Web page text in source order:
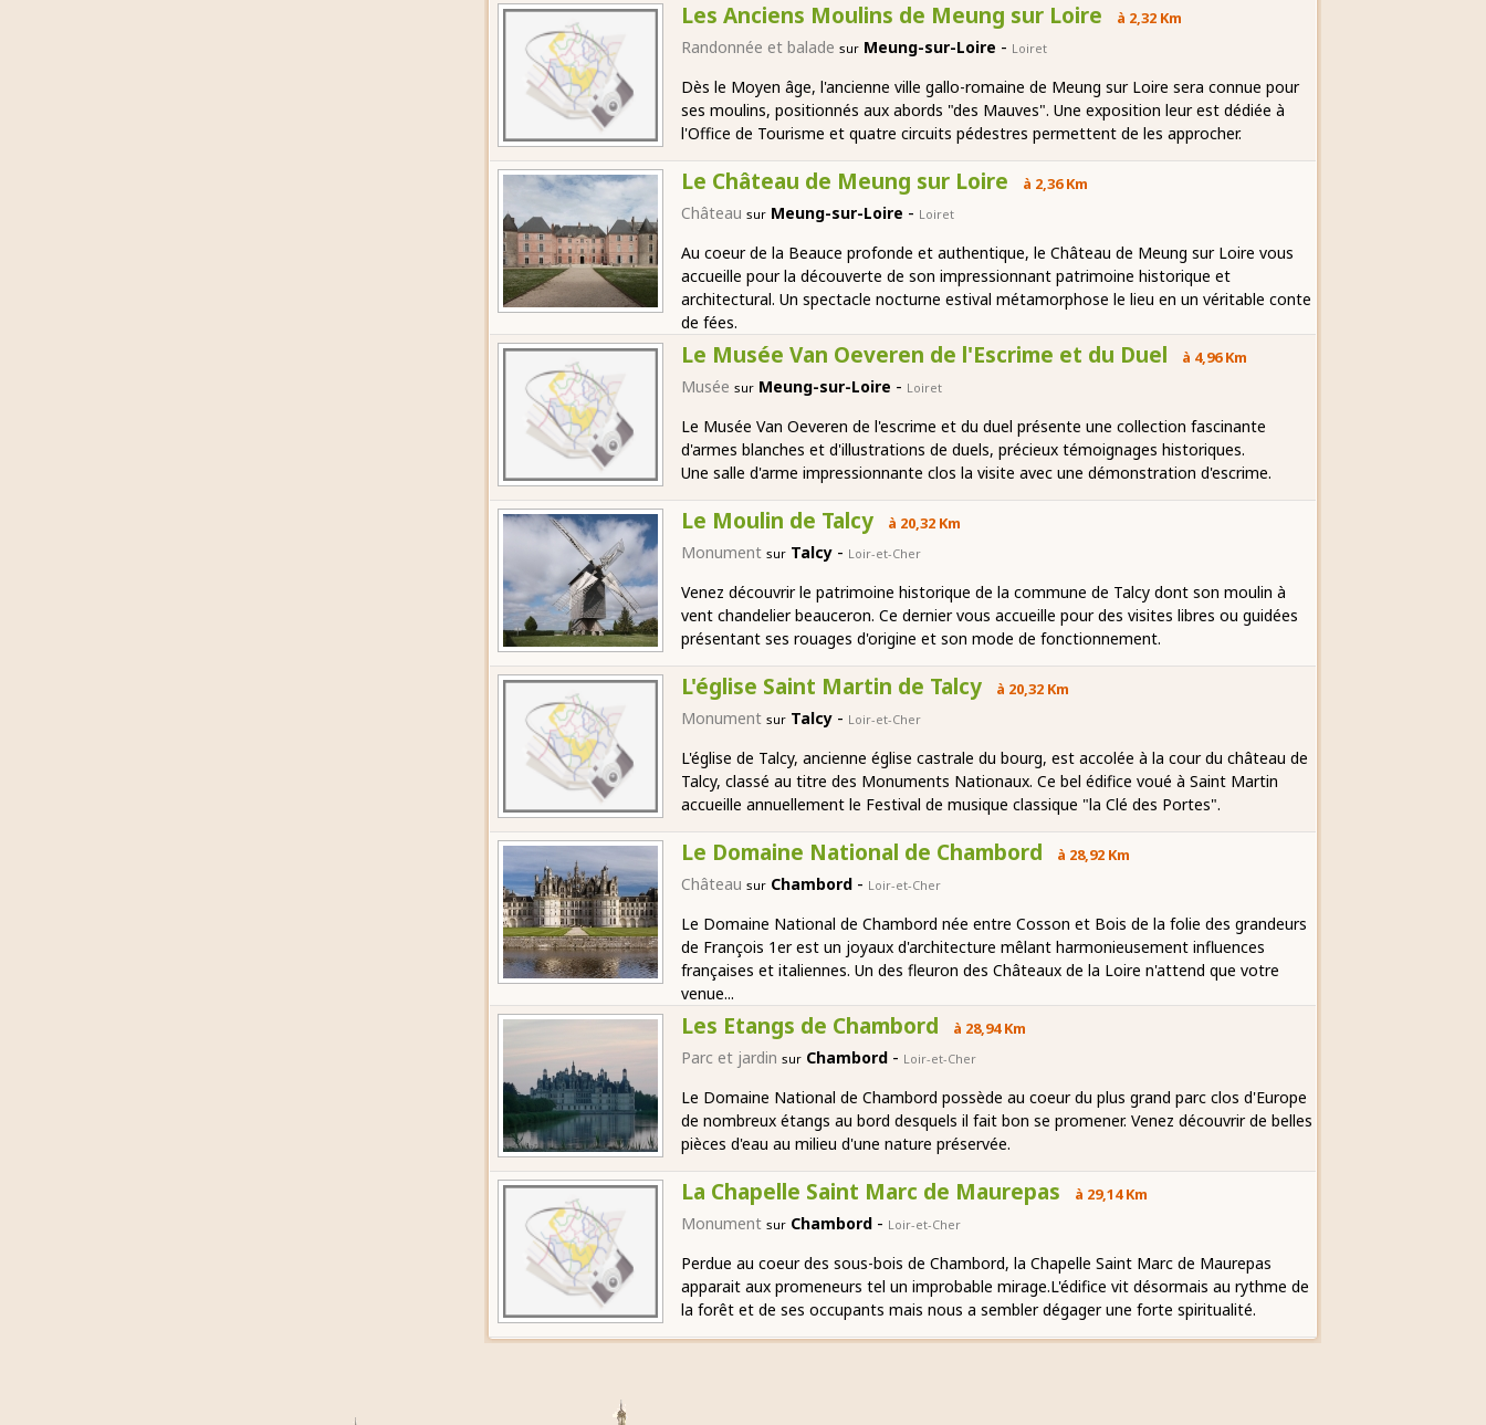
Les Anciens Moulins de Meung sur Loire à 2,32 Km
Randonnée et balade sur Meung-sur-Loire - Loiret
Dès le Moyen âge, l'ancienne ville gallo-romaine de Meung sur Loire sera connue pour
ses moulins, positionnés aux abords "des Mauves". Une exposition leur est dédiée à
l'Office de Tourisme et quatre circuits pédestres permettent de les approcher.
Le Château de Meung sur Loire à 2,36 Km
Château sur Meung-sur-Loire - Loiret
Au coeur de la Beauce profonde et authentique, le Château de Meung sur Loire vous
accueille pour la découverte de son impressionnant patrimoine historique et
architectural. Un spectacle nocturne estival métamorphose le lieu en un véritable conte
de fées.
Le Musée Van Oeveren de l'Escrime et du Duel à 4,96 Km
Musée sur Meung-sur-Loire - Loiret
Le Musée Van Oeveren de l'escrime et du duel présente une collection fascinante
d'armes blanches et d'illustrations de duels, précieux témoignages historiques.
Une salle d'arme impressionnante clos la visite avec une démonstration d'escrime.
Le Moulin de Talcy à 20,32 Km
Monument sur Talcy - Loir-et-Cher
Venez découvrir le patrimoine historique de la commune de Talcy dont son moulin à
vent chandelier beauceron. Ce dernier vous accueille pour des visites libres ou guidées
présentant ses rouages d'origine et son mode de fonctionnement.
L'église Saint Martin de Talcy à 20,32 Km
Monument sur Talcy - Loir-et-Cher
L'église de Talcy, ancienne église castrale du bourg, est accolée à la cour du château de
Talcy, classé au titre des Monuments Nationaux. Ce bel édifice voué à Saint Martin
accueille annuellement le Festival de musique classique "la Clé des Portes".
Le Domaine National de Chambord à 28,92 Km
Château sur Chambord - Loir-et-Cher
Le Domaine National de Chambord née entre Cosson et Bois de la folie des grandeurs
de François 1er est un joyaux d'architecture mêlant harmonieusement influences
françaises et italiennes. Un des fleuron des Châteaux de la Loire n'attend que votre
venue...
Les Etangs de Chambord à 28,94 Km
Parc et jardin sur Chambord - Loir-et-Cher
Le Domaine National de Chambord possède au coeur du plus grand parc clos d'Europe
de nombreux étangs au bord desquels il fait bon se promener. Venez découvrir de belles
pièces d'eau au milieu d'une nature préservée.
La Chapelle Saint Marc de Maurepas à 29,14 Km
Monument sur Chambord - Loir-et-Cher
Perdue au coeur des sous-bois de Chambord, la Chapelle Saint Marc de Maurepas
apparait aux promeneurs tel un improbable mirage.L'édifice vit désormais au rythme de
la forêt et de ses occupants mais nous a sembler dégager une forte spiritualité.